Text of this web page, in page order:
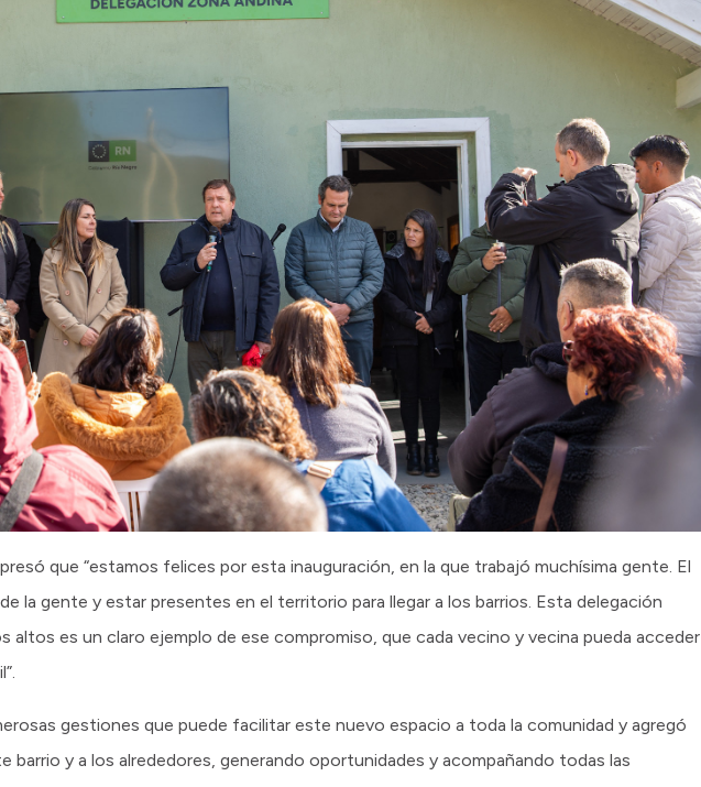
que “estamos felices por esta inauguración, en la que trabajó muchísima gente. El
la gente y estar presentes en el territorio para llegar a los barrios. Esta delegación
altos es un claro ejemplo de ese compromiso, que cada vecino y vecina pueda acceder
gestiones que puede facilitar este nuevo espacio a toda la comunidad y agregó
barrio y a los alrededores, generando oportunidades y acompañando todas las